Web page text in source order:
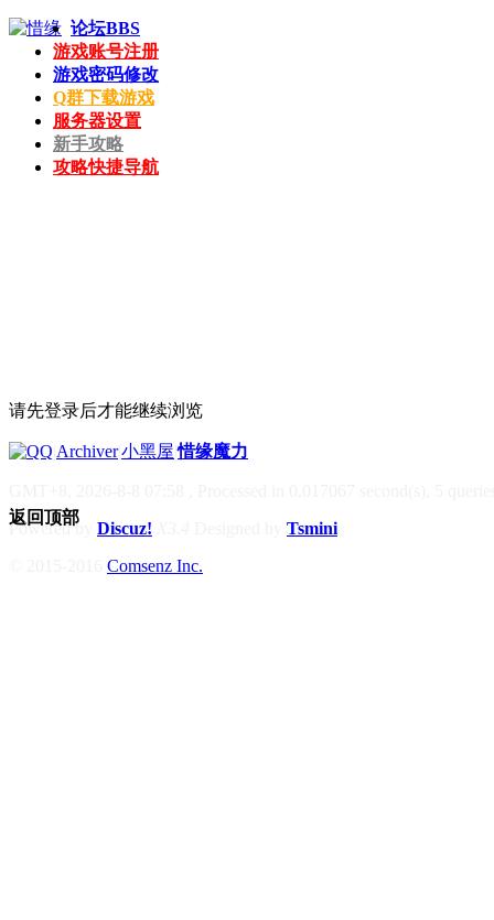
论坛BBS
游戏账号注册
游戏密码修改
Q群下载游戏
服务器设置
新手攻略
攻略快捷导航
请先登录后才能继续浏览
Archiver|小黑屋|惜缘魔力
Powered by Discuz!
Tsmini
Comsenz Inc.
返回顶部